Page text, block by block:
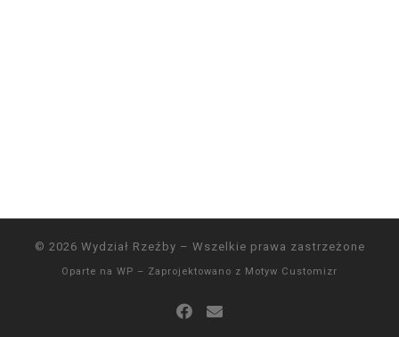
© 2026 Wydział Rzeźby – Wszelkie prawa zastrzeżone
Oparte na WP – Zaprojektowano z Motyw Customizr